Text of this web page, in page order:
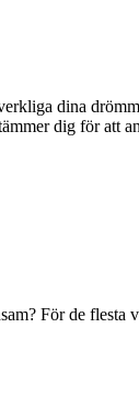
dina
dig för att
För de flesta